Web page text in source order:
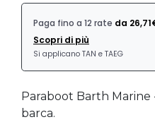
Paraboot Barth Marine
barca.